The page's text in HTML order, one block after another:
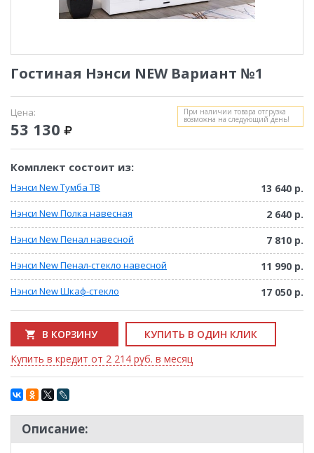
Гостиная Нэнси NEW Вариант №1
Цена:
53 130
При наличии товара отгрузка
возможна на следующий день!
Комплект состоит из:
Нэнси New Тумба ТВ 13 640 р.
Нэнси New Полка навесная 2 640 р.
Нэнси New Пенал навесной 7 810 р.
Нэнси New Пенал-стекло навесной 11 990 р.
Нэнси New Шкаф-стекло 17 050 р.
В КОРЗИНУ
КУПИТЬ В ОДИН КЛИК
Купить в кредит от 2 214 руб. в месяц
Описание: